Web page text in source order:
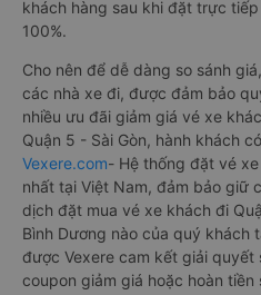
khách hàng sau khi đặt trực
100%.
Cho nên để dễ dàng so sánh
các nhà xe đi, được đảm bảo
nhiều ưu đãi giảm giá vé xe
Quận 5 - Sài Gòn, hành khách
Vexere.com- Hệ thống đặt vé
nhất tại Việt Nam, đảm bảo giữ
dịch đặt mua vé xe khách đi
Bình Dương nào của quý khách
được Vexere cam kết giải quyết
coupon giảm giá hoặc hoàn